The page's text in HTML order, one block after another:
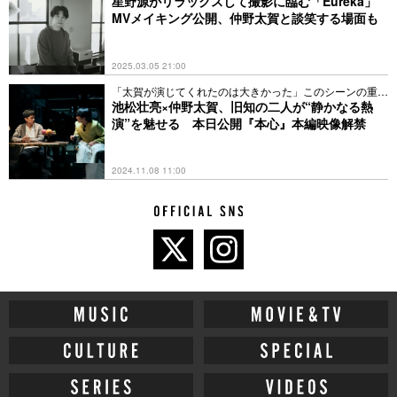
MVメイキング公開、仲野太賀と談笑する場面も
2025.03.05 21:00
「太賀が演じてくれたのは大きかった」このシーンの重要
性とは
池松壮亮×仲野太賀、旧知の二人が“静かなる熱
演”を魅せる 本日公開『本心』本編映像解禁
2024.11.08 11:00